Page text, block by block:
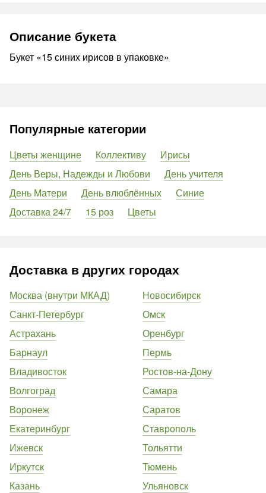
Описание букета
Букет «15 синих ирисов в упаковке»
Популярные категории
Цветы женщине Коллективу
Ирисы
День Веры, Надежды и Любови
День учителя
День Матери
День влюблённых
Синие
Доставка 24/7
15 роз Цветы
Доставка в других городах
Москва (внутри МКАД)
Санкт-Петербург
Астрахань
Барнаул
Владивосток
Волгоград
Воронеж
Екатеринбург
Ижевск
Иркутск
Казань
Новосибирск
Омск
Оренбург
Пермь
Ростов-на-Дону
Самара
Саратов
Ставрополь
Тольятти
Тюмень
Ульяновск